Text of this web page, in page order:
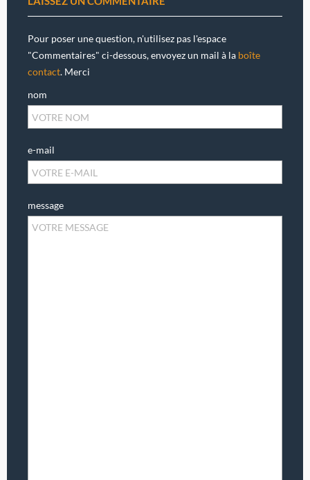
Pour poser une question, n'utilisez pas l'espace
"Commentaires" ci-dessous, envoyez un mail à la boîte
contact. Merci
nom
e-mail
message